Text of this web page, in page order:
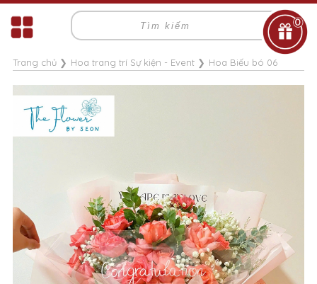
0
Trang chủ❯ Hoa trang trí Sự kiện - Event❯ Hoa Biếu bó 06